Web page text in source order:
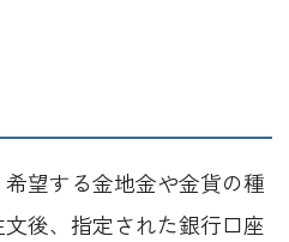
望する金地金や金貨の種
後、指定された銀行口座